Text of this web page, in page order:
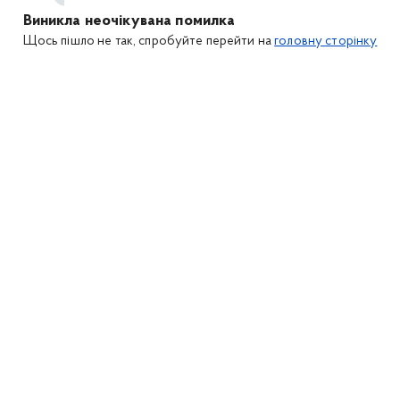
Виникла неочікувана помилка
Щось пішло не так, спробуйте перейти наголовну сторінку